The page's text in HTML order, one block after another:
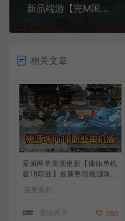
新品端游【完M国际V165】网游单机版带GM后台视频安装教学虚拟机一键端神机羽锋
相关文章
爱游网单亲测更新【诛仙单机
版18职业】最新整理桃源诛仙
物品装备点券 配套工具大全
+手工端文本教学
完美系列
爱游网单 280